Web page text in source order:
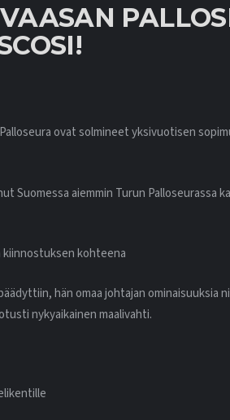
ovat solmineet yksivuotisen
Suomessa aiemmin Turun Palloseurassa
kiinnostuksen kohteena
hän omaa johtajan ominaisuuksia
nykyaikainen maalivahti.